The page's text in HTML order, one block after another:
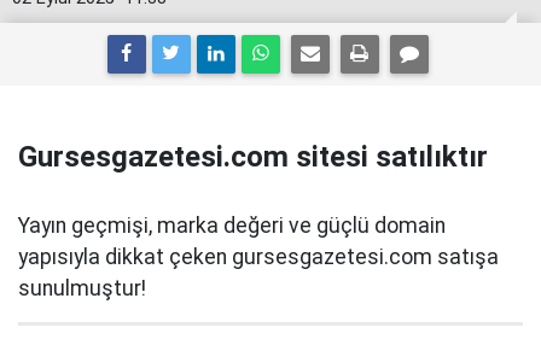
Gursesgazetesi.com sitesi satılıktır
Yayın geçmişi, marka değeri ve güçlü domain
yapısıyla dikkat çeken gursesgazetesi.com satışa
sunulmuştur!